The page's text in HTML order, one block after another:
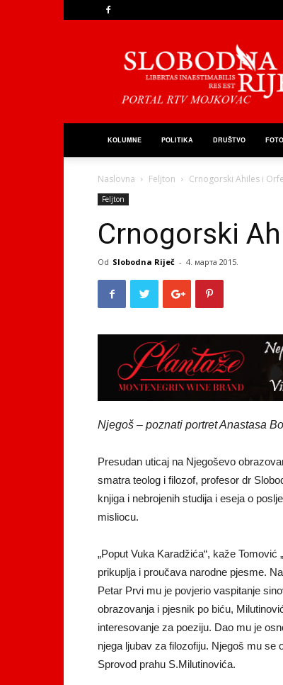
Riječ
KOLUMNE POLITIKA DRUŠTVO
Naslovna Feljton Crnogorski Ahiles i
Feljton
Crnogorski
Od Slobodna Riječ - 4. марта 2015.
Njegoš – poznati portret Anastasa
Presudan uticaj na Njegoševo
smatra teolog i filozof, profesor dr
knjiga i nebrojenih studija i eseja o
misliocu.
„Poput Vuka Karadžića“, kaže
prikuplja i proučava narodne pjesme.
Petar Prvi mu je povjerio vaspitanje
obrazovanja i pjesnik po biću,
interesovanje za poeziju. Dao mu je
njega ljubav za filozofiju. Njegoš mu
Sprovod prahu S.Milutinovića.